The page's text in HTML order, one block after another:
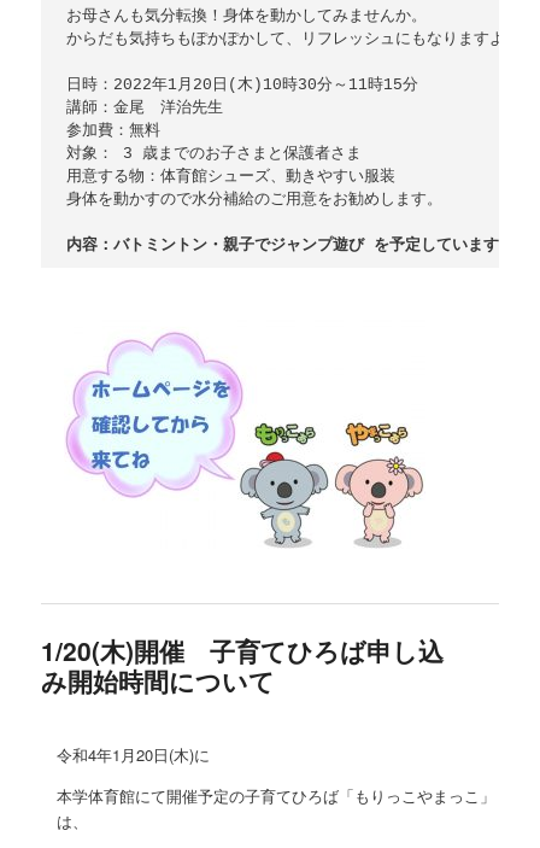
お母さんも気分転換！身体を動かしてみませんか。
からだも気持ちもぽかぽかして、リフレッシュにもなりますよ～♪
日時：2022年1月20日(木)10時30分～11時15分
講師：金尾　洋治先生
参加費：無料
対象： 3 歳までのお子さまと保護者さま
用意する物：体育館シューズ、動きやすい服装
身体を動かすので水分補給のご用意をお勧めします。
1/20(木)開催 子育てひろば申し込
み開始時間について
令和4年1月20日(木)に
本学体育館にて開催予定の子育てひろば「もりっこやまっこ」
は、